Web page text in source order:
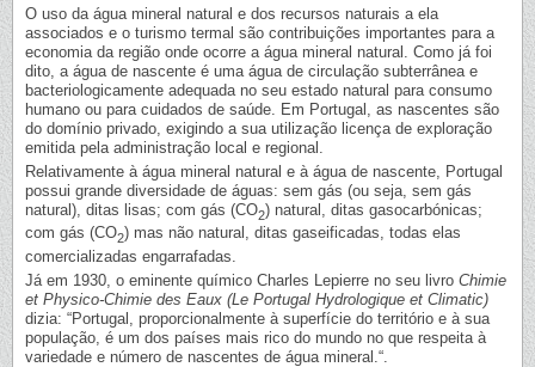
O uso da água mineral natural e dos recursos naturais a ela
associados e o turismo termal são contribuições importantes para a
economia da região onde ocorre a água mineral natural. Como já foi
dito, a água de nascente é uma água de circulação subterrânea e
bacteriologicamente adequada no seu estado natural para consumo
humano ou para cuidados de saúde. Em Portugal, as nascentes são
do domínio privado, exigindo a sua utilização licença de exploração
emitida pela administração local e regional.
Relativamente à água mineral natural e à água de nascente, Portugal
possui grande diversidade de águas: sem gás (ou seja, sem gás
natural), ditas lisas; com gás (CO2) natural, ditas gasocarbónicas;
com gás (CO2) mas não natural, ditas gaseificadas, todas elas
comercializadas engarrafadas.
Já em 1930, o eminente químico Charles Lepierre no seu livro Chimie
et Physico-Chimie des Eaux (Le Portugal Hydrologique et Climatic)
dizia: “Portugal, proporcionalmente à superfície do território e à sua
população, é um dos países mais rico do mundo no que respeita à
variedade e número de nascentes de água mineral.“.